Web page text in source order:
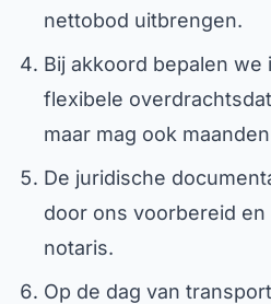
nettobod uitbrengen.
Bij akkoord bepalen
flexibele
maar mag ook
De juridische
door ons voorbereid en
notaris.
Op de dag van